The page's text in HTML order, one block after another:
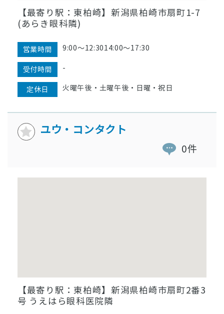
【最寄り駅：東柏崎】新潟県柏崎市扇町1-7
(あらき眼科隣)
営業時間 9:00〜12:3014:00〜17:30
受付時間 -
定休日 火曜午後・土曜午後・日曜・祝日
ユウ・コンタクト
0件
【最寄り駅：東柏崎】新潟県柏崎市扇町2番3
号 うえはら眼科医院隣